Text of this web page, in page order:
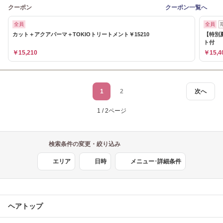
クーポン クーポン一覧へ
全員
カット＋アクアパーマ＋TOKIOトリートメント￥15210
￥15,210
全員
【特
ト付
￥
次へ
1 2
1 / 2ページ
検索条件の変更・絞り込み
エリア 日時 メニュー･詳細条件
ヘアトップ